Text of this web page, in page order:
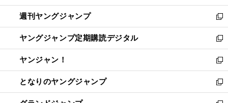
開
く
ウ
で
開
く
ン
ド
ウ
で
開
く
ウ
ィ
ン
ド
ウ
で
開
く
週刊ヤングジャンプ
新
し
い
ウ
ィ
ン
ド
ウ
ヤングジャンプ定期購読デジタル
新
し
い
ウ
ィ
ン
ヤンジャン！
新
し
い
ウ
となりのヤングジャンプ
新
し